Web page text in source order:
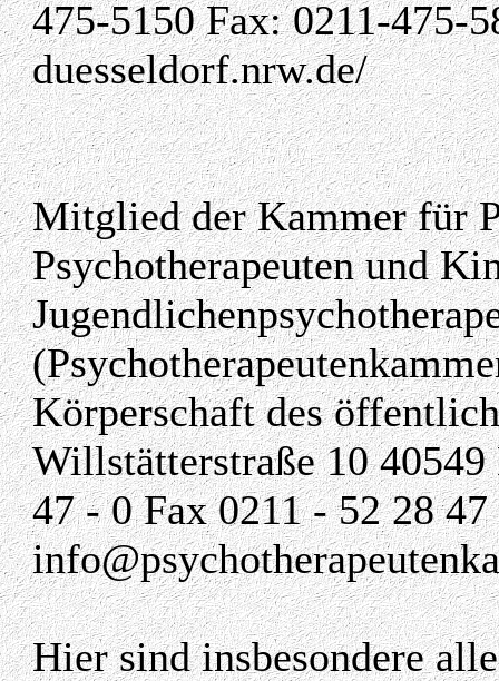
475-5150 Fax: 0211-475-
duesseldorf.nrw.de/
Mitglied der Kammer für
Psychotherapeuten und
Körperschaft des
Willstätterstraße 10
47 - 0 Fax 0211 - 52 28
Hier sind insbesondere